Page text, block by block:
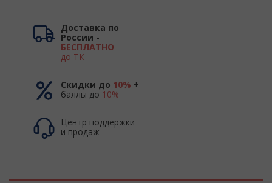
Доставка по
России -
БЕСПЛАТНО
до ТК
Скидки до 10% +
баллы до 10%
Центр поддержки
и продаж